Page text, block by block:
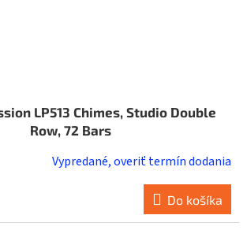
LP513 Chimes, Studio Double
Row, 72 Bars
Vypredané, overiť termín dodania
Do košíka